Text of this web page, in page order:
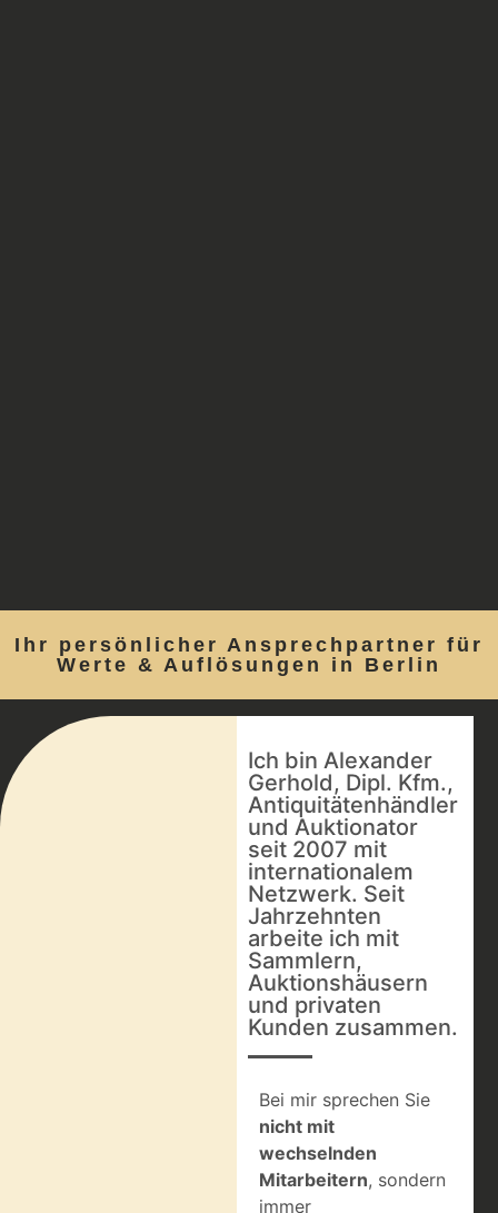
Ihr persönlicher Ansprechpartner für
Werte & Auflösungen in Berlin
Ich bin Alexander
Gerhold, Dipl. Kfm.,
Antiquitätenhändler
und Auktionator
seit 2007 mit
internationalem
Netzwerk. Seit
Jahrzehnten
arbeite ich mit
Sammlern,
Auktionshäusern
und privaten
Kunden zusammen.
Bei mir sprechen Sie
nicht mit
wechselnden
Mitarbeitern, sondern
immer